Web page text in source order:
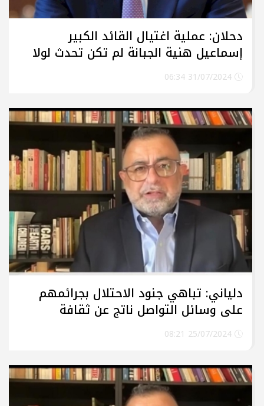
دحلان: عملية اغتيال القائد الكبير
إسماعيل هنية الجبانة لم تكن تحدث لولا
الضوء الأخضر الأمريكي للاحتلال
دلياني: تباهي جنود الاحتلال بجرائمهم
على وسائل التواصل ناتج عن ثقافة
عنصرية متأصلة في المجتمع الإسرائيلي